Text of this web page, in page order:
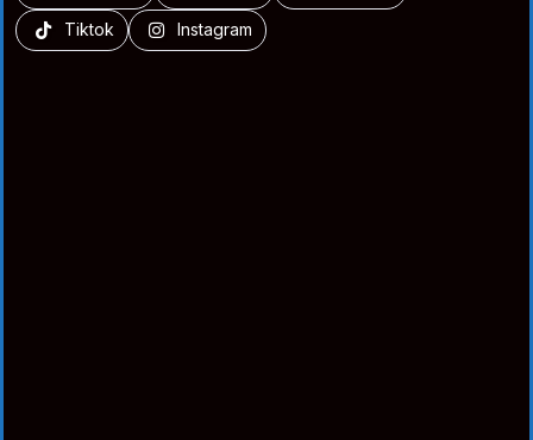
Tiktok Instagram